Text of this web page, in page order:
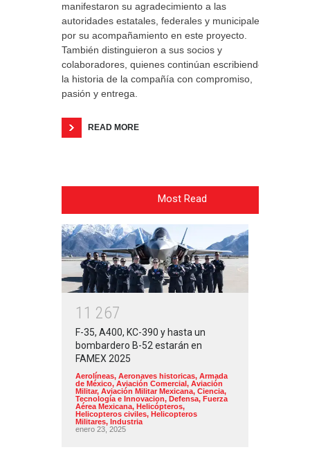
manifestaron su agradecimiento a las
autoridades estatales, federales y municipales
por su acompañamiento en este proyecto.
También distinguieron a sus socios y
colaboradores, quienes continúan escribiendo
la historia de la compañía con compromiso,
pasión y entrega.
READ MORE
Most Read
1 1 267
F-35, A400, KC-390 y hasta un
bombardero B-52 estarán en
FAMEX 2025
Aerolíneas, Aeronaves historicas, Armada
de México, Aviación Comercial, Aviación
Militar, Aviación Militar Mexicana, Ciencia,
Tecnología e Innovacion, Defensa, Fuerza
Aérea Mexicana, Helicópteros,
Helicopteros civiles, Helicopteros
Militares, Industria
enero 23, 2025